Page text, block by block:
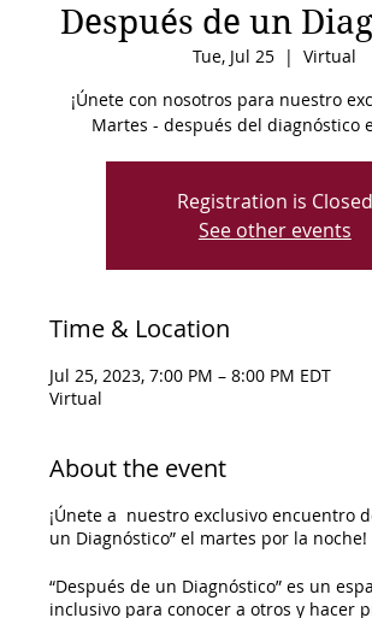
Después de un
Tue, Jul 25
  |
Virtual
¡Únete con nosotros para nuestro
Martes - después del diagnóstico
Registration is Closed
See other events
Time & Location
Jul 25, 2023, 7:00 PM – 8:00 PM EDT
Virtual
About the event
¡Únete a nuestro exclusivo encuentro
un Diagnóstico” el martes por la noche!
“Después de un Diagnóstico” es un
inclusivo para conocer a otros y hacer